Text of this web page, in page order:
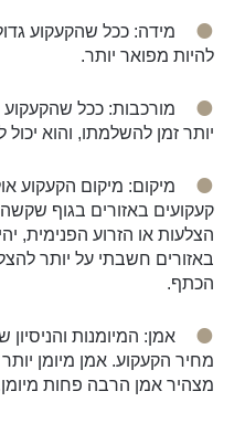
מידה: ככל שהקעקוע
להיות מפואר יותר.
מורכבות: ככל שהקעקוע
יותר זמן להשלמתו, והוא יכול
מיקום: מיקום הקעקוע
קעקועים באזורים בגוף
הצלעות או הזרוע הפנימית,
באזורים חשבתי על יותר
הכתף.
אמן: המיומנות והניסיון
מחיר הקעקוע. אמן מיומן
מצהיר אמן הרבה פחות